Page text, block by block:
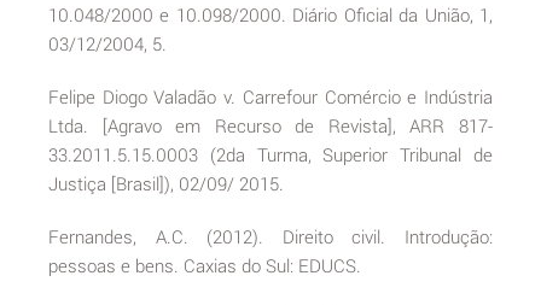
10.048/2000 e 10.098/2000. Diário Oficial da União, 1,
03/12/2004, 5.
Felipe Diogo Valadão v. Carrefour Comércio e Indústria
Ltda. [Agravo em Recurso de Revista], ARR 817-
33.2011.5.15.0003 (2da Turma, Superior Tribunal de
Justiça [Brasil]), 02/09/ 2015.
Fernandes, A.C. (2012). Direito civil. Introdução:
pessoas e bens. Caxias do Sul: EDUCS.